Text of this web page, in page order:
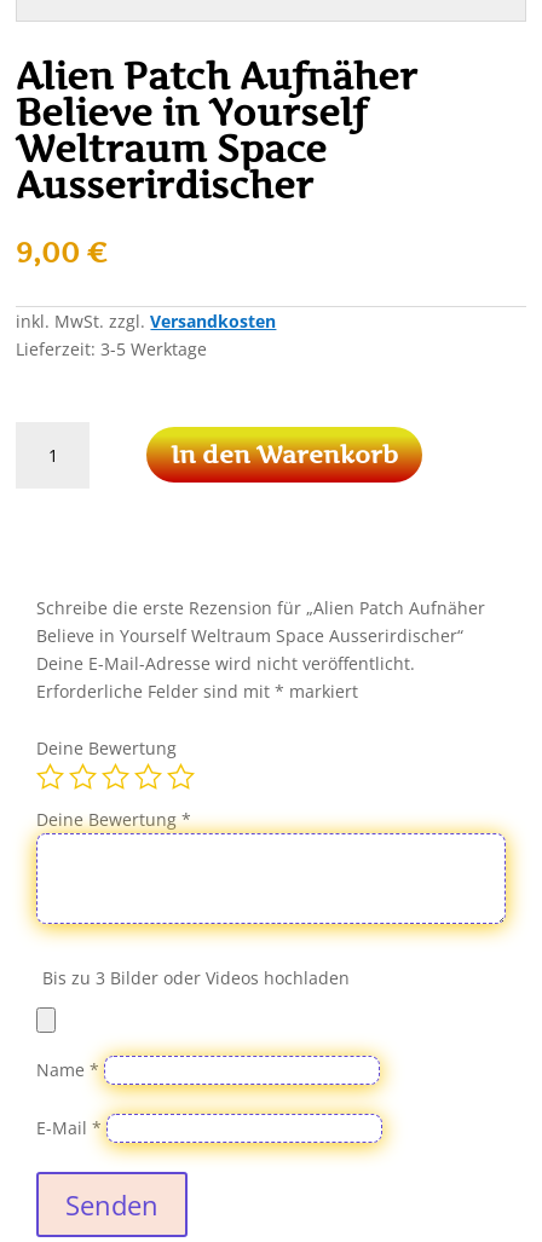
Alien Patch Aufnäher
Believe in Yourself
Weltraum Space
Ausserirdischer
9,00€
inkl. MwSt. zzgl.Versandkosten
Lieferzeit:3-5 Werktage
Patch
Weltraum
Space
Ausserirdischer
Menge
In den Warenkorb
Schreibe die erste Rezension für „Alien Patch Aufnäher
Believe in Yourself Weltraum Space Ausserirdischer“
Deine E-Mail-Adresse wird nicht veröffentlicht.
Erforderliche Felder sind mit* markiert
Deine Bewertung
Deine Bewertung*
Bis zu 3 Bilder oder Videos hochladen
Name*
E-Mail*
Senden